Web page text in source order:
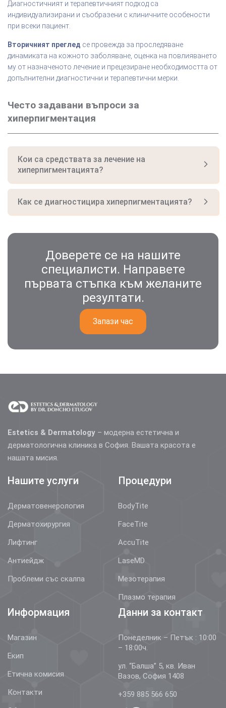
Диагностичният и терапевтичният подход са
индивидуализирани и съобразени с клиничните особености
при всеки пациент.
Вторичният преглед се провежда за проследяване
динамиката на кожното заболяване, оценка на повлияването
му от назначеното лечение и прецезиране необходимостта от
допълнителни диагностични и терапевтични мерки.
Често задавани въпроси за
хиперпигментация
Кои са средствата за лечение на
хиперпигментацията?
Как се диагностицира хиперпигментацията?
Доверете се на нашите
специалисти. Направете
първата стъпка към желаните
резултати.
Запази час
Estetics & Dermatology – модерна естетична и
дерматологична клиника в София. Вашата красота е
нашата мисия.
Нашите услуги
Дерматовенерология
Дерматохирургия
Лифтинг
Антиейдж
Проблеми със скалпа
Процедури
BodyTite
FaceTite
AccuTite
LaseMD
Мезотерапия
Плазмо терапия
Информация
Магазин
Екип
Етична комисия
Контакти
Данни за контакт
Понеделник – Петък : 10:00
– 18:00ч.
ул. “Балша” 5, кв. Иван
Вазов, София 1408
+359 885 566 650